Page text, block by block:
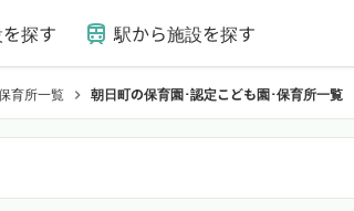
探す train 駅から施設を探す
育所一覧 chevron_right 朝日町の保育園･認定こども園･保育所一覧